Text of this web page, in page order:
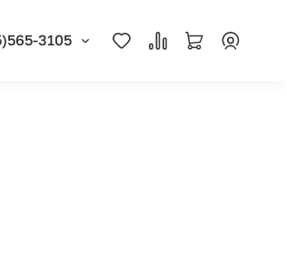
3105